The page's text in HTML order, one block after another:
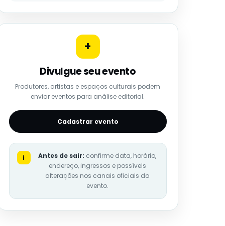
+
Divulgue seu evento
Produtores, artistas e espaços culturais podem
enviar eventos para análise editorial.
Cadastrar evento
i Antes de sair: confirme data, horário,
endereço, ingressos e possíveis
alterações nos canais oficiais do
evento.